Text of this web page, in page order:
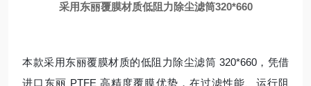
采用东丽覆膜材质低阻力除尘滤筒320*660
本款采用东丽覆膜材质的低阻力除尘滤筒 320*660，凭借
进口东丽 PTFE 高精度覆膜优势，在过滤性能、运行阻